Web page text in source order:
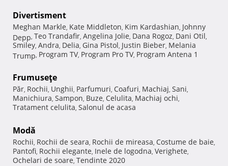
Divertisment
Meghan Markle, Kate Middleton, Kim Kardashian, Johnny
Depp, Teo Trandafir, Angelina Jolie, Dana Rogoz, Dani Otil,
Smiley, Andra, Delia, Gina Pistol, Justin Bieber, Melania
Trump, Program TV, Program Pro TV, Program Antena 1
Frumuseţe
Păr, Rochii, Unghii, Parfumuri, Coafuri, Machiaj, Sani,
Manichiura, Sampon, Buze, Celulita, Machiaj ochi,
Tratament celulita, Salonul de acasa
Modă
Rochii, Rochii de seara, Rochii de mireasa, Costume de baie,
Pantofi, Rochii elegante, Inele de logodna, Verighete,
Ochelari de soare, Tendinte 2020